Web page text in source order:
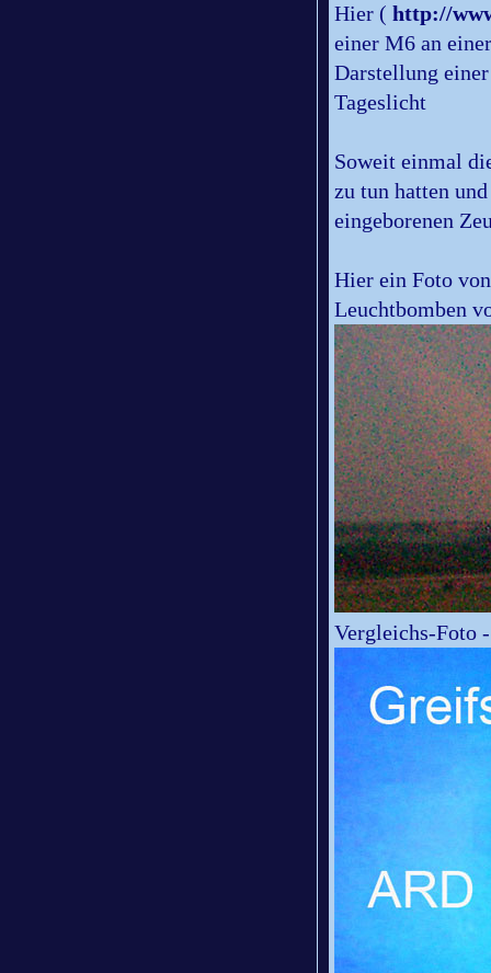
Hier ( http://
einer M6 an
Darstellung
Tageslicht
Soweit einmal
zu tun hatten
eingeborenen
Hier ein Foto
Leuchtbomben
Vergleichs-Foto